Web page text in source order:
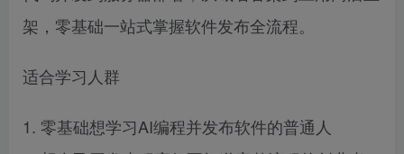
架，零基础一站式掌握软件发布全流程。
适合学习人群
1. 零基础想学习AI编程并发布软件的普通人